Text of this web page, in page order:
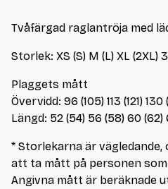
Tvåfärgad raglantröja med
Storlek: XS (S) M (L) XL (2XL)
Plaggets mått
Övervidd: 96 (105) 113 (121) 130
Längd: 52 (54) 56 (58) 60 (62)
* Storlekarna är
att ta mått på personen
Angivna mått är beräknade